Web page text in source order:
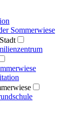
Sommerwiese